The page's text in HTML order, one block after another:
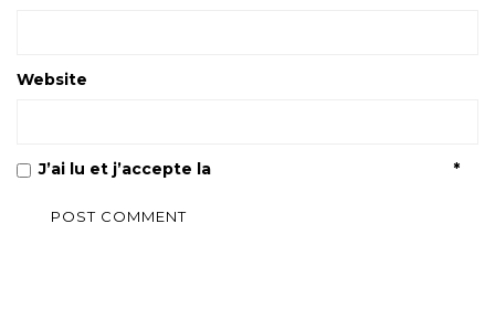
Website
J’ai lu et j’accepte la *